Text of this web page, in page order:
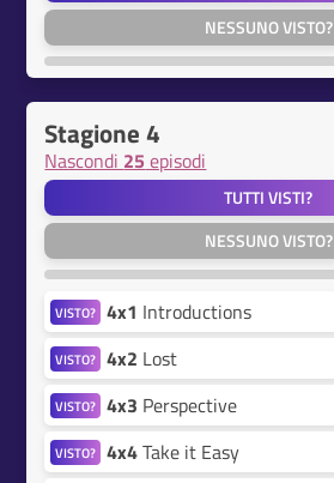
NESSUNO VISTO?
Stagione 4
Nascondi 25 episodi
TUTTI VISTI?
NESSUNO VISTO?
VISTO? 4x1 Introductions
VISTO? 4x2 Lost
VISTO? 4x3 Perspective
VISTO? 4x4Take it Easy